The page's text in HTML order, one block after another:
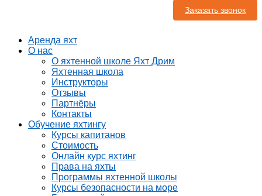
Заказать звонок
Аренда яхт
О нас
О яхтенной школе Яхт Дрим
Яхтенная школа
Инструкторы
Отзывы
Партнёры
Контакты
Обучение яхтингу
Курсы капитанов
Стоимость
Онлайн курс яхтинг
Права на яхты
Программы яхтенной школы
Курсы безопасности на море